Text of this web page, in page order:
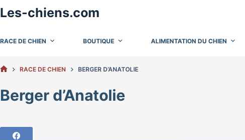
Passer
au
Les-chiens.com
RACE DE CHIEN BOUTIQUE ALIMENTATION DU CHIEN
RACE DE CHIEN BERGER D’ANATOLIE
Berger d’Anatolie